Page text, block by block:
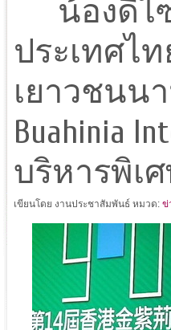
น้องดีไ
ประเทศไ
เยาวชนนา
Buahinia
บริหารพิเ
เขียนโดย งานประชาสัมพันธ์ หมวด: ข่